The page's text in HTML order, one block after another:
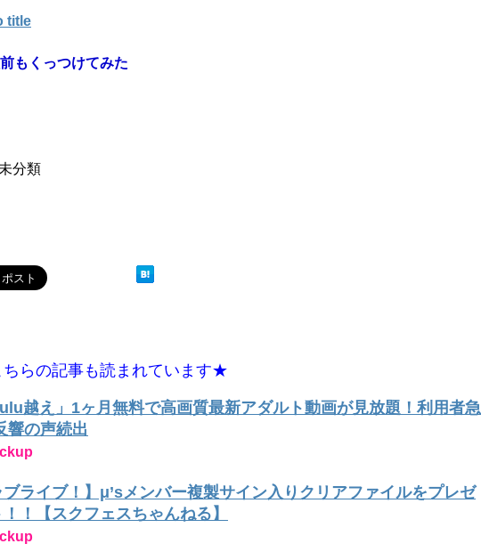
もくっつけてみた
分類
らの記事も読まれています★
越え」1ヶ月無料で高画質最新アダルト動画が見放題！利用者急
響の声続出
ブライブ！】μ’sメンバー複製サイン入りクリアファイルをプレゼ
！！【スクフェスちゃんねる】